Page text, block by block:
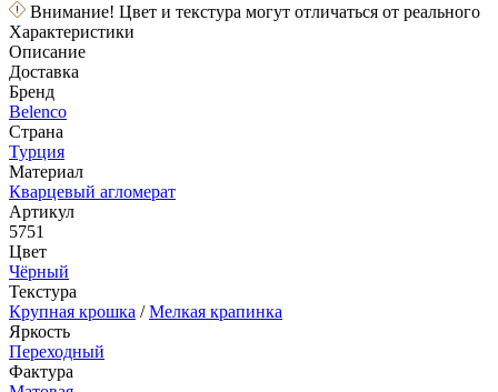
Внимание! Цвет и текстура могут отличаться от реального
Характеристики
Описание
Доставка
Бренд
Belenco
Страна
Турция
Материал
Кварцевый агломерат
Артикул
5751
Цвет
Чёрный
Текстура
Крупная крошка /Мелкая крапинка
Яркость
Переходный
Фактура